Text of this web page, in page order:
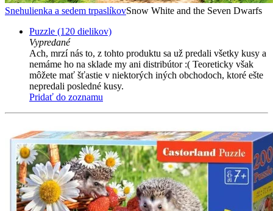
Snehulienka a sedem trpaslíkovSnow White and the Seven Dwarfs
Puzzle (120 dielikov)
Vypredané
Ach, mrzí nás to, z tohto produktu sa už predali všetky kusy a
nemáme ho na sklade my ani distribútor :( Teoreticky však
môžete mať šťastie v niektorých iných obchodoch, ktoré ešte
nepredali posledné kusy.
Pridať do zoznamu